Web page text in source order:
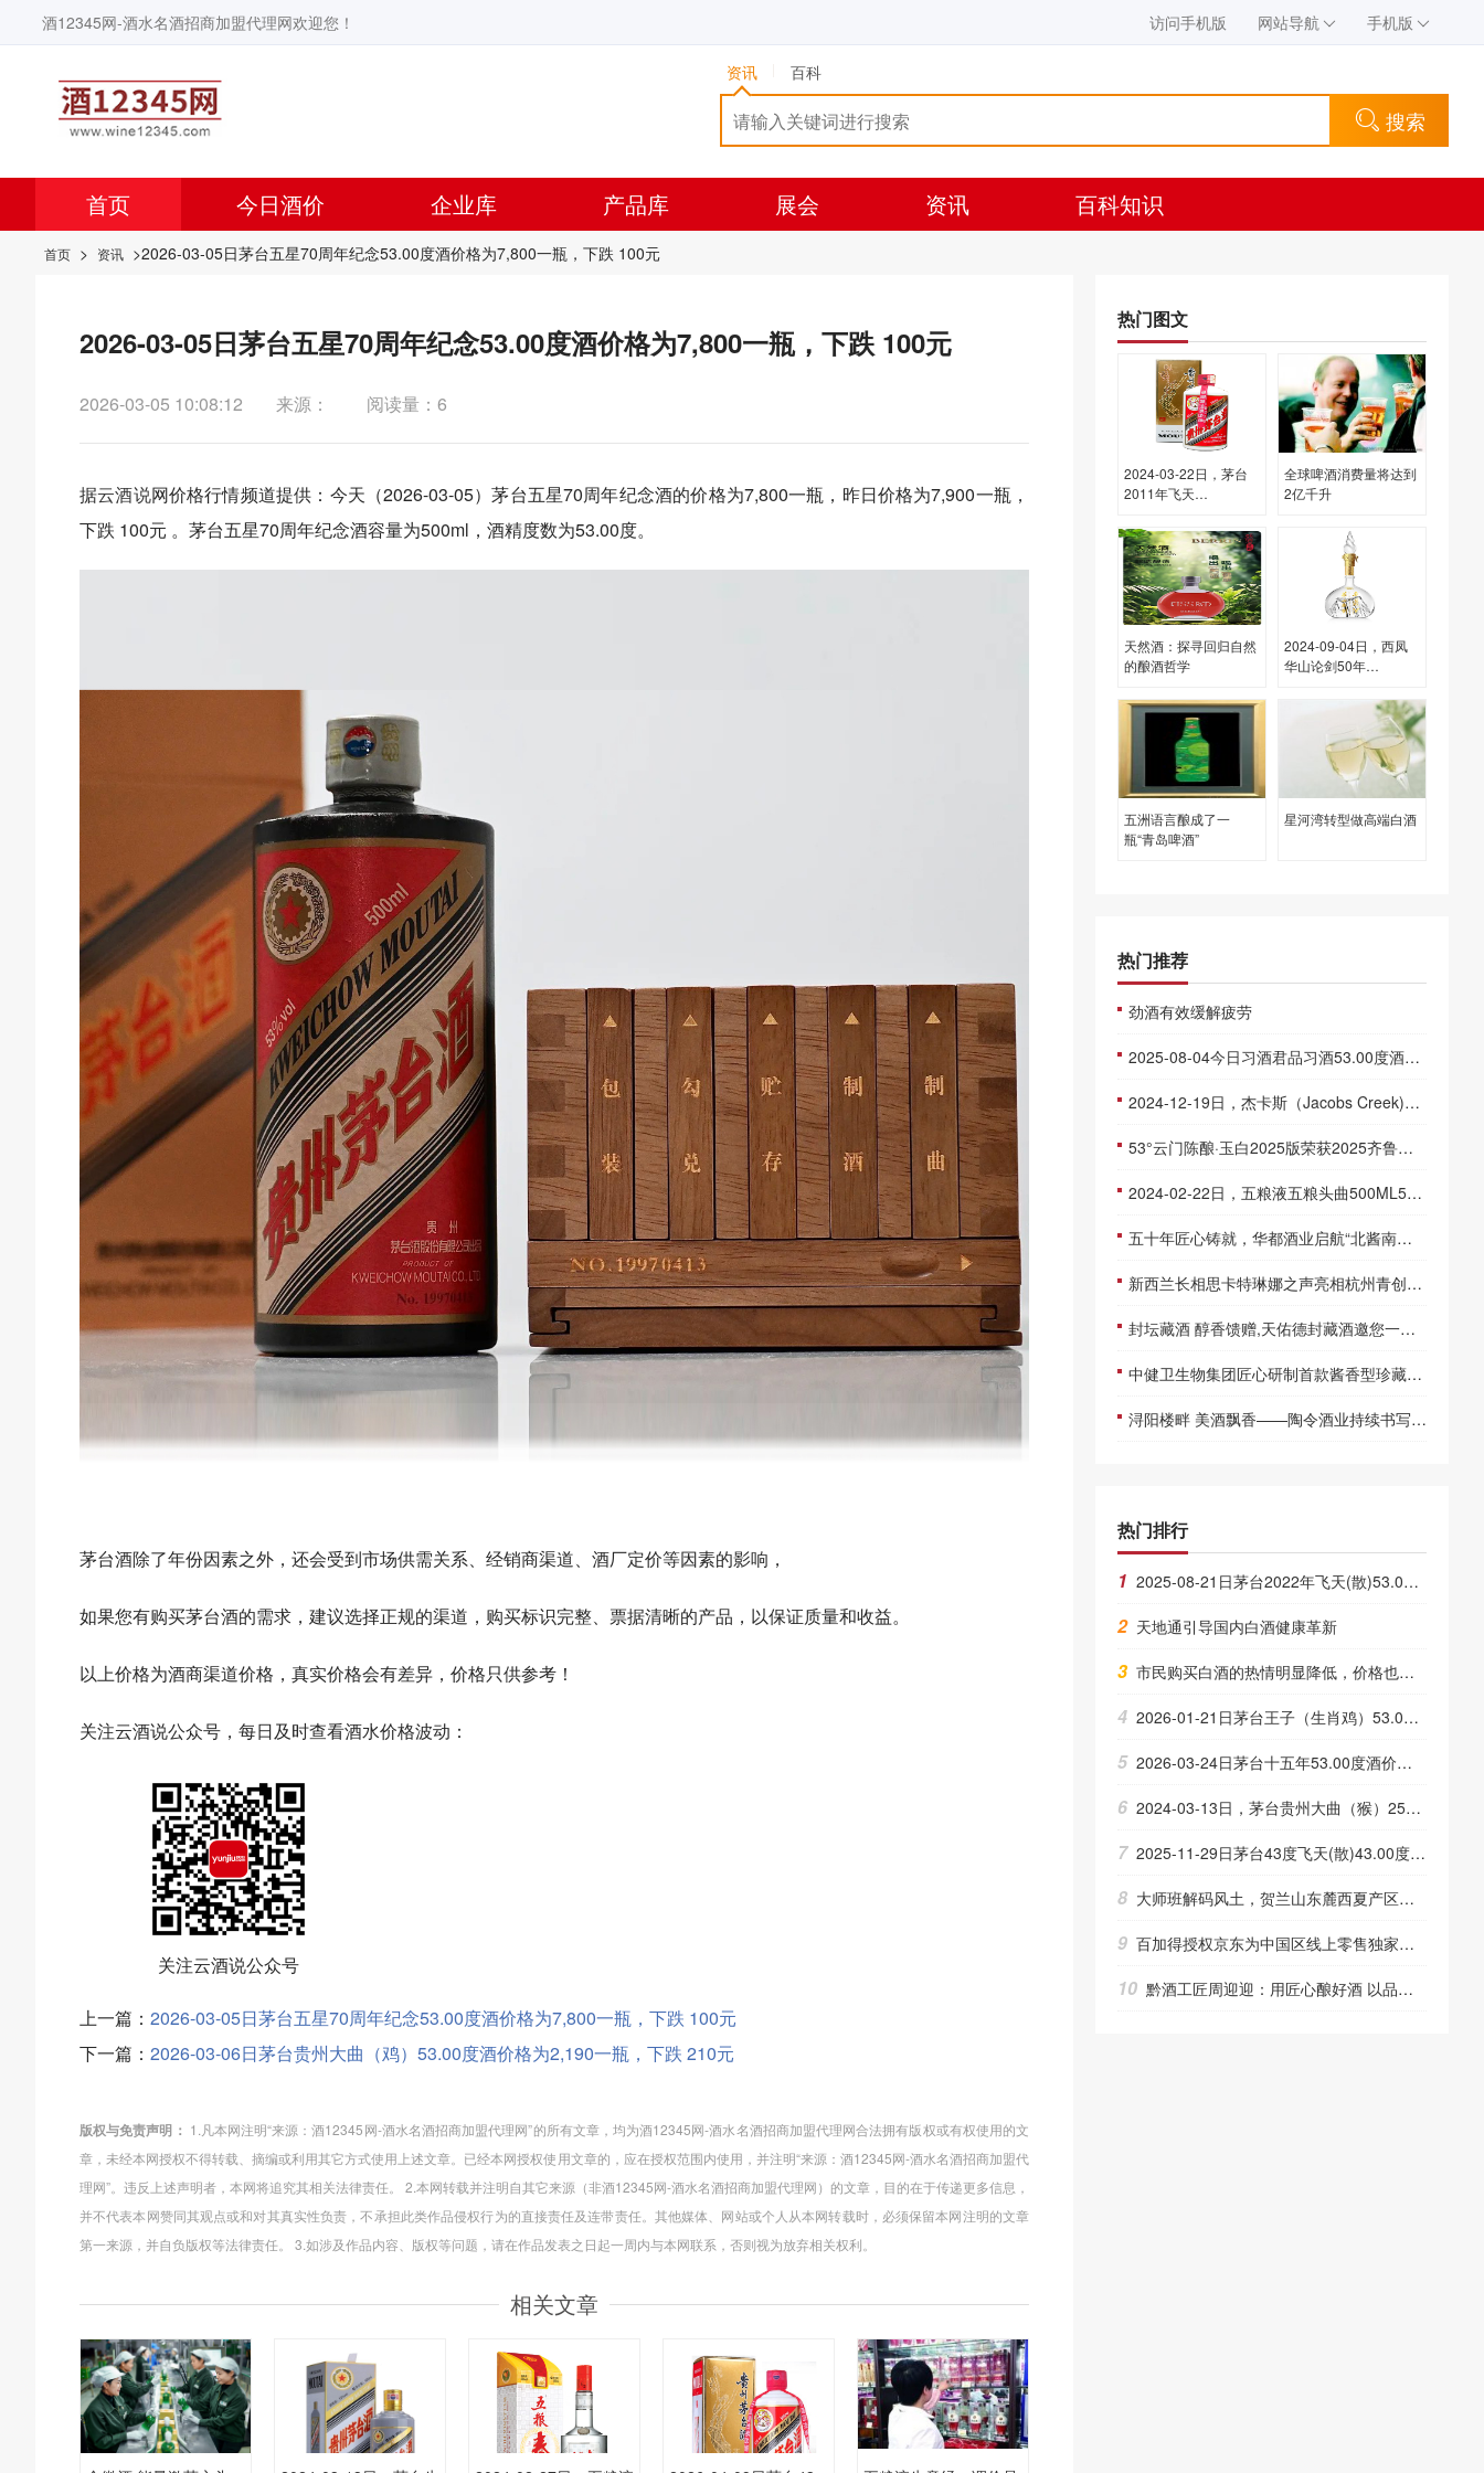
酒12345网-酒水名酒招商加盟代理网欢迎您！ 访问手机版 网站导航 手机版
资讯 百科
搜索
首页 今日酒价 企业库 产品库 展会 资讯 百科知识
首页 > 资讯 >2026-03-05日茅台五星70周年纪念53.00度酒价格为7,800一瓶，下跌 100元
2026-03-05日茅台五星70周年纪念53.00度酒价格为7,800一瓶，下跌 100元
2026-03-05 10:08:12 来源： 阅读量：6
据云酒说网价格行情频道提供：今天（2026-03-05）茅台五星70周年纪念酒的价格为7,800一瓶，昨日价格为7,900一瓶，
下跌 100元 。茅台五星70周年纪念酒容量为500ml，酒精度数为53.00度。
茅台酒除了年份因素之外，还会受到市场供需关系、经销商渠道、酒厂定价等因素的影响，
如果您有购买茅台酒的需求，建议选择正规的渠道，购买标识完整、票据清晰的产品，以保证质量和收益。
以上价格为酒商渠道价格，真实价格会有差异，价格只供参考！
关注云酒说公众号，每日及时查看酒水价格波动：
关注云酒说公众号
上一篇： 2026-03-05日茅台五星70周年纪念53.00度酒价格为7,800一瓶，下跌 100元
下一篇： 2026-03-06日茅台贵州大曲（鸡）53.00度酒价格为2,190一瓶，下跌 210元
版权与免责声明： 1.凡本网注明“来源：酒12345网-酒水名酒招商加盟代理网”的所有文章，均为酒12345网-酒水名酒招商加盟代理网合法拥有版权或有权使用的文
章，未经本网授权不得转载、摘编或利用其它方式使用上述文章。已经本网授权使用文章的，应在授权范围内使用，并注明“来源：酒12345网-酒水名酒招商加盟代
理网”。违反上述声明者，本网将追究其相关法律责任。 2.本网转载并注明自其它来源（非酒12345网-酒水名酒招商加盟代理网）的文章，目的在于传递更多信息，
并不代表本网赞同其观点或和对其真实性负责，不承担此类作品侵权行为的直接责任及连带责任。其他媒体、网站或个人从本网转载时，必须保留本网注明的文章
第一来源，并自负版权等法律责任。 3.如涉及作品内容、版权等问题，请在作品发表之日起一周内与本网联系，否则视为放弃相关权利。
相关文章
热门图文
2024-03-22日，茅台
2011年飞天
每瓶的价格是多少呢？
全球啤酒消费量将达到
2亿千升
天然酒：探寻回归自然
的酿酒哲学
2024-09-04日，西凤
华山论剑50年
的价格是多少呢？
五洲语言酿成了一
瓶“青岛啤酒”
星河湾转型做高端白酒
热门推荐
劲酒有效缓解疲劳
2025-08-04今日习酒君品习酒53.00度酒价格为635一瓶，下跌 1元
2024-12-19日，杰卡斯（Jacobs Creek)200ML莫斯卡托·波点小桃红200ML10.00度酒每瓶的价格是多少呢？
53°云门陈酿·玉白2025版荣获2025齐鲁白酒酒体设计金奖！
2024-02-22日，五粮液五粮头曲500ML52.00度酒每瓶的价格是多少呢？
五十年匠心铸就，华都酒业启航“北酱南溯”新征程
新西兰长相思卡特琳娜之声亮相杭州青创生活节
封坛藏酒 醇香馈赠,天佑德封藏酒邀您一饮好时光
中健卫生物集团匠心研制首款酱香型珍藏白酒开创酒业新纪元
浔阳楼畔 美酒飘香——陶令酒业持续书写“酒旅融合”新篇章！
热门排行
1 2025-08-21日茅台2022年飞天(散)53.00度酒价格为1,900一瓶，下跌 20元
2 天地通引导国内白酒健康革新
3 市民购买白酒的热情明显降低，价格也明显回落
4 2026-01-21日茅台王子（生肖鸡）53.00度酒价格为530一瓶，上涨 10元
5 2026-03-24日茅台十五年53.00度酒价格为4,340一瓶，上涨 40元
6 2024-03-13日，茅台贵州大曲（猴）2500ML53.00度酒每瓶的价格是多少呢？
7 2025-11-29日茅台43度飞天(散)43.00度酒价格为750一瓶，下跌 5元
8 大师班解码风土，贺兰山东麓西夏产区六城巡展彰显品质硬实力
9 百加得授权京东为中国区线上零售独家战略合作伙伴
10 黔酒工匠周迎迎：用匠心酿好酒 以品质赢市场